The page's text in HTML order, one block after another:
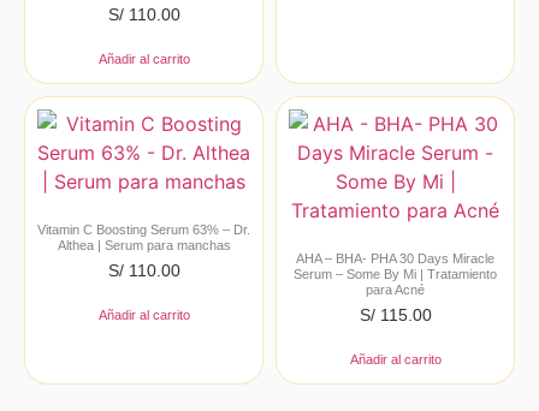
S/110.00
Añadir al carrito
Vitamin C Boosting Serum 63% – Dr.
Althea | Serum para manchas
S/110.00
Añadir al carrito
AHA – BHA- PHA 30 Days Miracle
Serum – Some By Mi | Tratamiento
para Acné
S/115.00
Añadir al carrito